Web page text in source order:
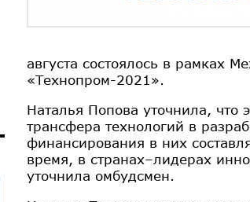
августа состоялось в рамках
«Технопром-2021».
Наталья Попова уточнила, что
трансфера технологий в
финансирования в них
время, в странах–лидерах
уточнила омбудсмен.